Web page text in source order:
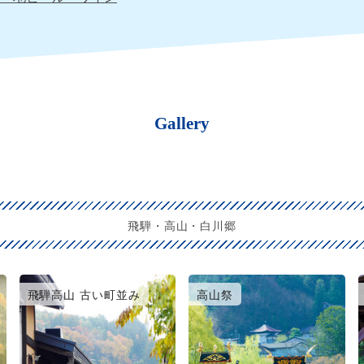
Gallery
飛騨・高山・白川郷
飛騨高山 古い町並み 高山祭